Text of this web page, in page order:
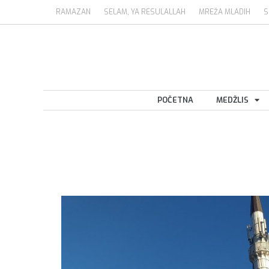
RAMAZAN SELAM, YA RESULALLAH MREŽA MLADIH
POČETNA MEDŽLIS